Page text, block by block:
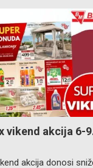
vikend akcija 6-
akcija donosi